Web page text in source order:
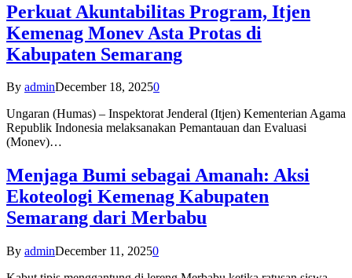
Perkuat Akuntabilitas Program, Itjen
Kemenag Monev Asta Protas di
Kabupaten Semarang
By adminDecember 18, 20250
Ungaran (Humas) – Inspektorat Jenderal (Itjen) Kementerian Agama
Republik Indonesia melaksanakan Pemantauan dan Evaluasi
(Monev)…
Menjaga Bumi sebagai Amanah: Aksi
Ekoteologi Kemenag Kabupaten
Semarang dari Merbabu
By adminDecember 11, 20250